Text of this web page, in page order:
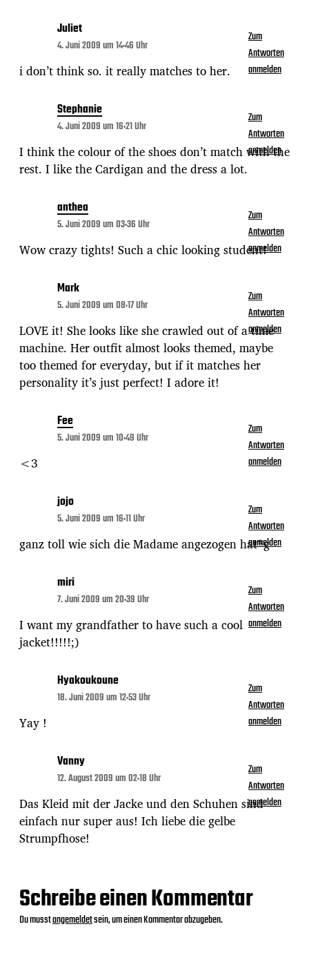
Juliet
4. Juni 2009 um 14:46 Uhr
i don’t think so. it really matches to her.
Zum
Antworten
anmelden
Stephanie
4. Juni 2009 um 16:21 Uhr
I think the colour of the shoes don’t match with the
rest. I like the Cardigan and the dress a lot.
Zum
Antworten
anmelden
anthea
5. Juni 2009 um 03:36 Uhr
Wow crazy tights! Such a chic looking student!
Zum
Antworten
anmelden
Mark
5. Juni 2009 um 08:17 Uhr
LOVE it! She looks like she crawled out of a time
machine. Her outfit almost looks themed, maybe
too themed for everyday, but if it matches her
personality it’s just perfect! I adore it!
Zum
Antworten
anmelden
Fee
5. Juni 2009 um 10:49 Uhr
<3
Zum
Antworten
anmelden
jojo
5. Juni 2009 um 16:11 Uhr
ganz toll wie sich die Madame angezogen hat*g
Zum
Antworten
anmelden
miri
7. Juni 2009 um 20:39 Uhr
I want my grandfather to have such a cool
jacket!!!!!;)
Zum
Antworten
anmelden
Hyakoukoune
18. Juni 2009 um 12:53 Uhr
Yay !
Zum
Antworten
anmelden
Vanny
12. August 2009 um 02:18 Uhr
Das Kleid mit der Jacke und den Schuhen sind
einfach nur super aus! Ich liebe die gelbe
Strumpfhose!
Zum
Antworten
anmelden
Schreibe einen Kommentar
Du musstangemeldetsein, um einen Kommentar abzugeben.